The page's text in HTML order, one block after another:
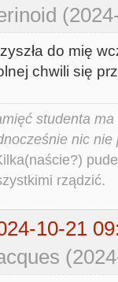
do mię
chwili się
studenta
nic nie
rządzić.
10-21